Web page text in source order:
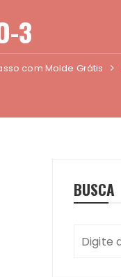
3
com Molde Grátis
BUSCA